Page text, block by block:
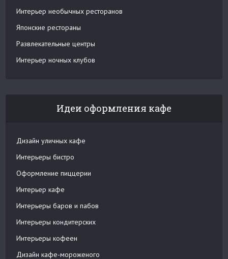
Интерьер необычных ресторанов
Японские рестораны
Развлекательные центры
Интерьер ночных клубов
Идеи оформления кафе
Дизайн уличных кафе
Интерьеры бистро
Оформление пиццерии
Интерьер кафе
Интерьеры баров и пабов
Интерьеры кондитерских
Интерьеры кофеен
Дизайн кафе-мороженого